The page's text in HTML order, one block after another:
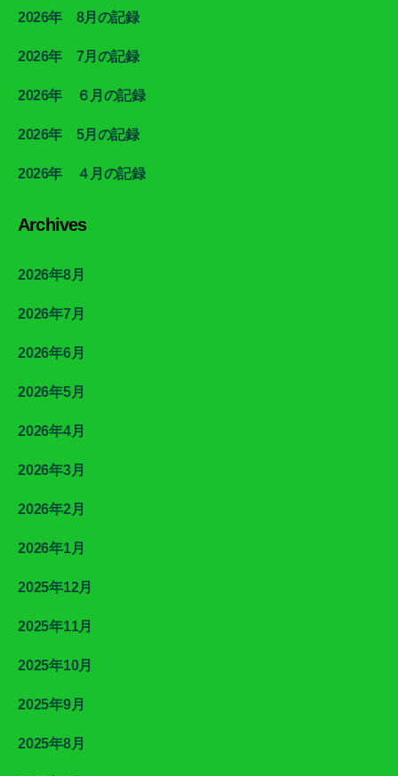
2026年 8月の記録
2026年 7月の記録
2026年 ６月の記録
2026年 5月の記録
2026年 ４月の記録
Archives
2026年8月
2026年7月
2026年6月
2026年5月
2026年4月
2026年3月
2026年2月
2026年1月
2025年12月
2025年11月
2025年10月
2025年9月
2025年8月